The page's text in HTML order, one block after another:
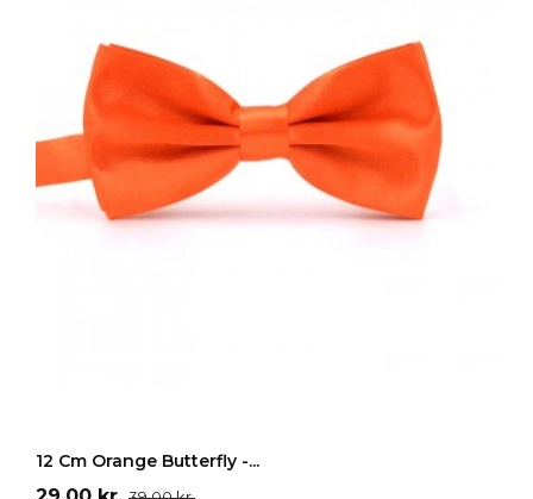
12 Cm Orange Butterfly -...